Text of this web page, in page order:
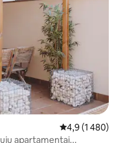
Vidutinis
4,9 (1 480)
apartamentai...